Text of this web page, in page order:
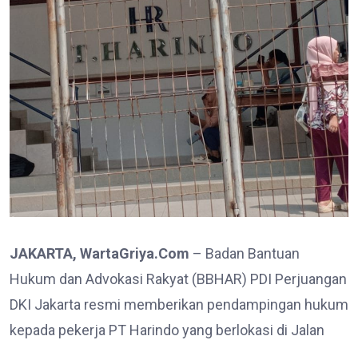
JAKARTA, WartaGriya.Com – Badan Bantuan
Hukum dan Advokasi Rakyat (BBHAR) PDI Perjuangan
DKI Jakarta resmi memberikan pendampingan hukum
kepada pekerja PT Harindo yang berlokasi di Jalan